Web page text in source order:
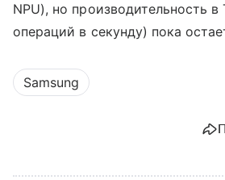
NPU), но производительность в
операций в секунду) пока
Samsung